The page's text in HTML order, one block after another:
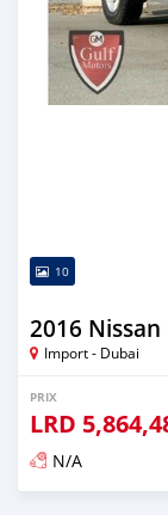
10
2016
Import - Dubai
PRIX
LRD
N/A